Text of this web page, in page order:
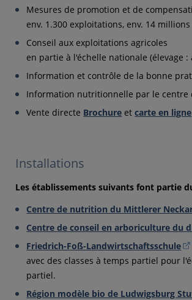
Mesures de promotion et de
env. 1.300 exploitations, env. 14
Conseil aux exploitations agricoles
en partie à l'échelle nationale (élevage
Information et contrôle de la bonne
Information nutritionnelle par le
Vente directe Brochure etcarte en ligne
Installations
Les établissements suivants font partie
Centre de nutrition du Mittlerer
Centre de conseil en arboriculture du
Friedrich-Foß-Landwirtschaftsschule
avec des classes à temps partiel pour
partiel.
Région modèle bio de Ludwigsburg